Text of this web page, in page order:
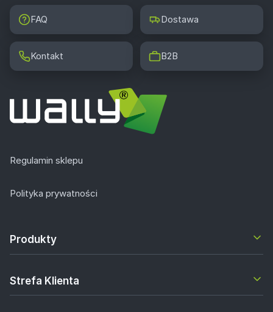
FAQ Dostawa
Kontakt B2B
Regulamin sklepu
Polityka prywatności
Produkty
Strefa Klienta